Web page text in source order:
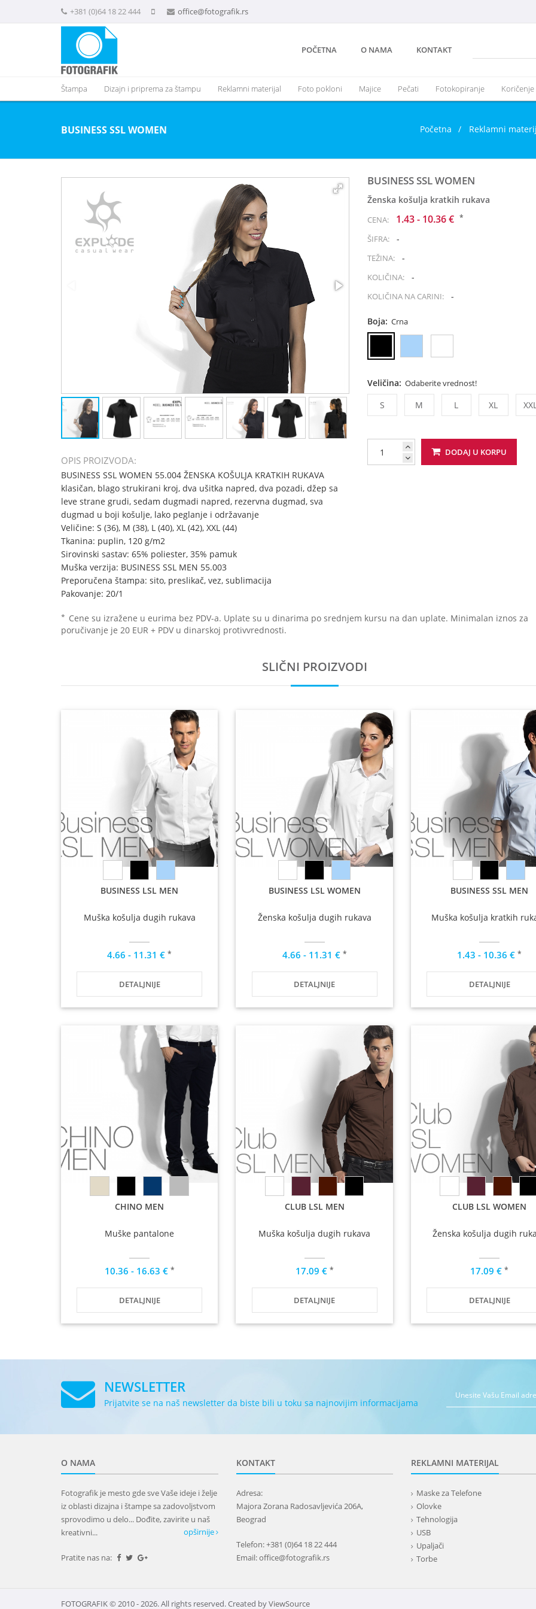
+381 (0)64 18 22 444 office@fotografik.rs
POČETNA O NAMA KONTAKT
Štampa Dizajn i priprema za štampu Reklamni materijal Foto pokloni Majice Pečati Fotokopiranje Koričenje
BUSINESS SSL WOMEN Početna / Reklamni
OPIS PROIZVODA:
BUSINESS SSL WOMEN 55.004 ŽENSKA KOŠULJA KRATKIH RUKAVA
klasičan, blago strukirani kroj, dva ušitka napred, dva pozadi, džep sa
leve strane grudi, sedam dugmadi napred, rezervna dugmad, sva
dugmad u boji košulje, lako peglanje i održavanje
Veličine: S (36), M (38), L (40), XL (42), XXL (44)
Tkanina: puplin, 120 g/m2
Sirovinski sastav: 65% poliester, 35% pamuk
Muška verzija: BUSINESS SSL MEN 55.003
Preporučena štampa: sito, preslikač, vez, sublimacija
Pakovanje: 20/1
BUSINESS SSL WOMEN
Ženska košulja kratkih rukava
CENA: 1.43 - 10.36 € *
ŠIFRA: -
TEŽINA: -
KOLIČINA: -
KOLIČINA NA CARINI: -
Boja: Crna
Veličina: Odaberite vrednost!
S M L XL
DODAJ U KORPU
* Cene su izražene u eurima bez PDV-a. Uplate su u dinarima po srednjem kursu na dan uplate. Minimalan iznos za
poručivanje je 20 EUR + PDV u dinarskoj protivvrednosti.
SLIČNI PROIZVODI
BUSINESS LSL MEN
Muška košulja dugih rukava
4.66 - 11.31 €*
DETALJNIJE
BUSINESS LSL WOMEN
Ženska košulja dugih rukava
4.66 - 11.31 € *
DETALJNIJE
BUSINESS SSL MEN
Muška košulja kratkih
1.43 - 10.36 €*
DETALJNIJE
CHINO MEN
Muške pantalone
10.36 - 16.63 € *
DETALJNIJE
CLUB LSL MEN
Muška košulja dugih rukava
17.09 € *
DETALJNIJE
CLUB LSL WOMEN
Ženska košulja dugih
17.09 €*
DETALJNIJE
NEWSLETTER
Prijatvite se na naš newsletter da biste bili u toku sa najnovijim informacijama
O NAMA
Fotografik je mesto gde sve Vaše ideje i želje
iz oblasti dizajna i štampe sa zadovoljstvom
sprovodimo u delo... Dođite, zavirite u naš
kreativni...
opširnije
Pratite nas na:
KONTAKT
Adresa:
Majora Zorana Radosavljevića 206A,
Beograd
Telefon: +381 (0)64 18 22 444
Email: office@fotografik.rs
REKLAMNI MATERIJAL
Maske za Telefone
Olovke
Tehnologija
USB
Upaljači
Torbe
FOTOGRAFIK © 2010 - 2026. All rights reserved. Created byViewSource